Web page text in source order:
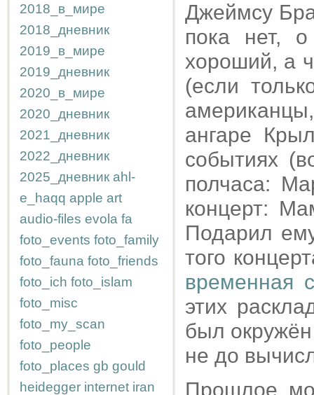
2018_в_мире
2018_дневник
2019_в_мире
2019_дневник
2020_в_мире
2020_дневник
2021_дневник
2022_дневник
2025_дневник ahl-
e_haqq apple art
audio-files evola fa
foto_events foto_family
foto_fauna foto_friends
foto_ich foto_islam
foto_misc
foto_my_scan
foto_people
foto_places gb gould
heidegger internet iran
Джеймсу
пока нет,
хороший, а
(если
ангаре
событиях
полчаса:
концерт:
Подарил
того
временная
этих
был
не до
Прошлое